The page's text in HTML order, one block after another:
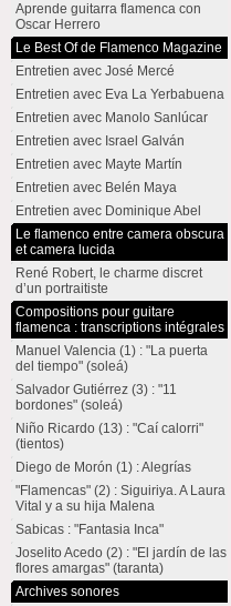
Aprende guitarra flamenca con
Oscar Herrero
Le Best Of de Flamenco Magazine
Entretien avec José Mercé
Entretien avec Eva La Yerbabuena
Entretien avec Manolo Sanlúcar
Entretien avec Israel Galván
Entretien avec Mayte Martín
Entretien avec Belén Maya
Entretien avec Dominique Abel
Le flamenco entre camera obscura
et camera lucida
René Robert, le charme discret
d’un portraitiste
Compositions pour guitare
flamenca : transcriptions intégrales
Manuel Valencia (1) : "La puerta
del tiempo" (soleá)
Salvador Gutiérrez (3) : "11
bordones" (soleá)
Niño Ricardo (13) : "Caí calorri"
(tientos)
Diego de Morón (1) : Alegrías
"Flamencas" (2) : Siguiriya. A Laura
Vital y a su hija Malena
Sabicas : "Fantasia Inca"
Joselito Acedo (2) : "El jardín de las
flores amargas" (taranta)
Archives sonores